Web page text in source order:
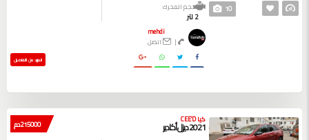
10 حجم المحرك
2 لتر
mehdi
|
اتصل
المزيد من التفاصيل
215000 دم كيا CEE'D
2021 ديزل أكادير